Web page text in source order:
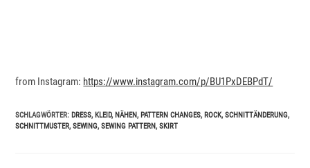
from Instagram: https://www.instagram.com/p/BU1PxDEBPdT/
SCHLAGWÖRTER: DRESS, KLEID, NÄHEN, PATTERN CHANGES, ROCK, SCHNITTÄNDERUNG,
SCHNITTMUSTER, SEWING, SEWING PATTERN, SKIRT